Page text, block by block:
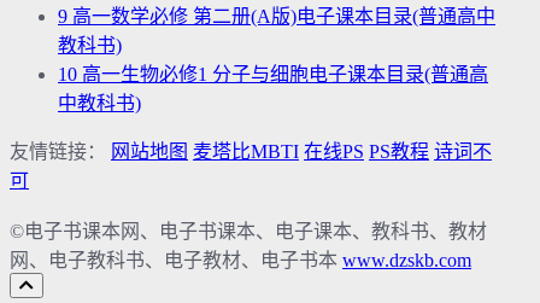
9 高一数学必修 第二册(A版)电子课本目录(普通高中
教科书)
10 高一生物必修1 分子与细胞电子课本目录(普通高
中教科书)
友情链接： 网站地图 麦塔比MBTI 在线PS PS教程 诗词不
可
©电子书课本网、电子书课本、电子课本、教科书、教材
网、电子教科书、电子教材、电子书本 www.dzskb.com